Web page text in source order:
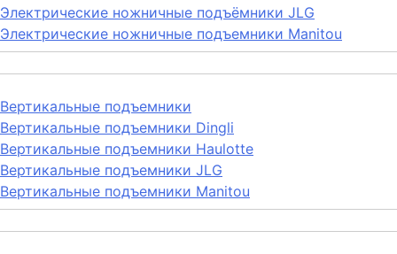
Электрические ножничные подъёмники JLG
Электрические ножничные подъемники Manitou
Вертикальные подъемники
Вертикальные подъемники Dingli
Вертикальные подъемники Haulotte
Вертикальные подъемники JLG
Вертикальные подъемники Manitou